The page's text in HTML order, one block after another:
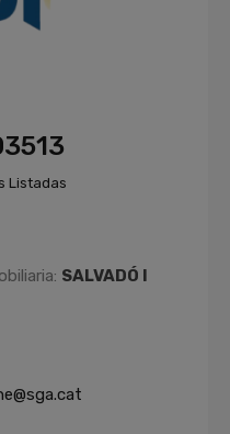
Listadas
SALVADÓ I